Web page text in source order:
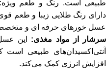
طبیعی است. رنگ و طعم ویژه:
دارای رنگ طلایی زیبا و طعم
عسل خورهای حرفه ای و
سرشار از مواد مغذی: این
آنتی‌اکسیدان‌های طبیعی
افزایش انرژی کمک می‌کند.